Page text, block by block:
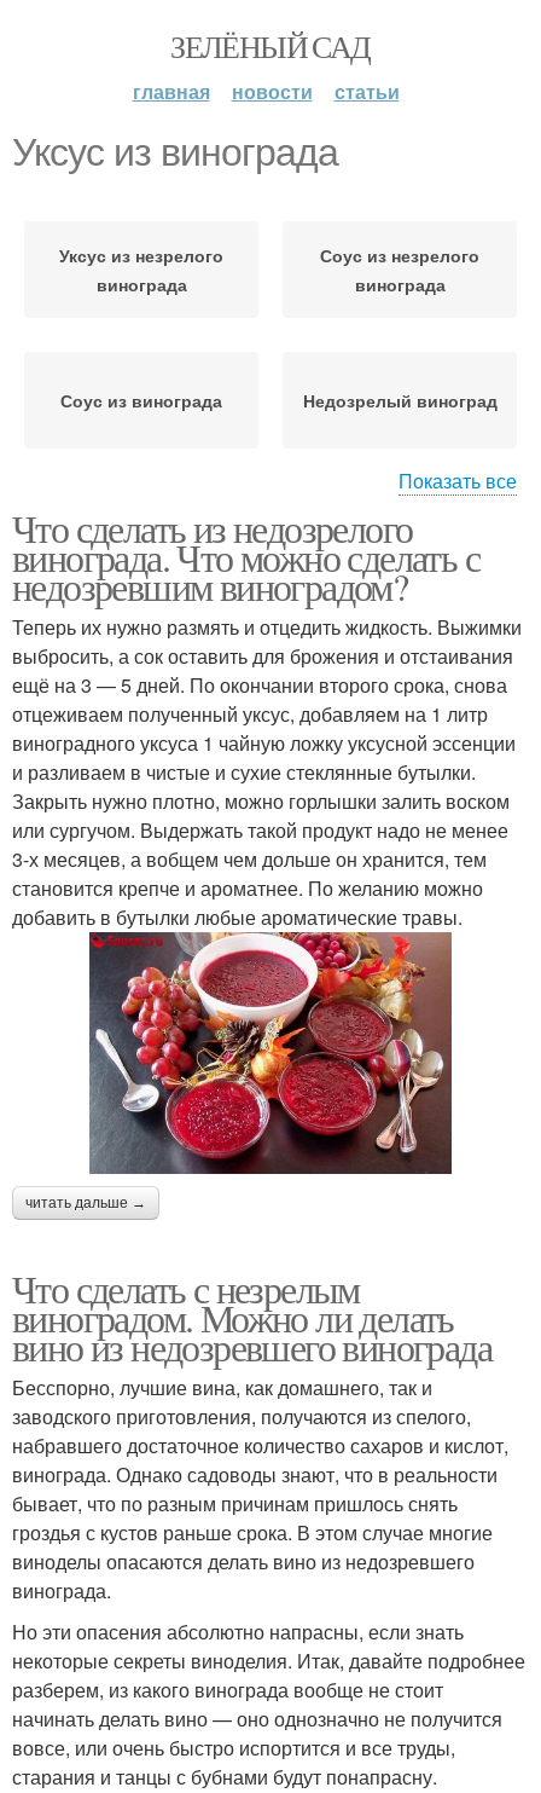
ЗЕЛЁНЫЙ САД
главная новости статьи
Уксус из винограда
Уксус из незрелого
винограда
Соус из незрелого
винограда
Соус из винограда Недозрелый виноград
винограда
винограда
Вино из кислого
винограда
Виноград в домашних
условиях
Вина из кислого
винограда
Соус из недозрелого
винограда
Соус-чатни из
винограда
Неспелый виноград
Незрелый виноград
Заготовки из незрелого
винограда
Виноградный уксус
Виноград с косточками
Показать все
Что сделать из недозрелого
винограда. Что можно сделать с
недозревшим виноградом?
Теперь их нужно размять и отцедить жидкость. Выжимки
выбросить, а сок оставить для брожения и отстаивания
ещё на 3 — 5 дней. По окончании второго срока, снова
отцеживаем полученный уксус, добавляем на 1 литр
виноградного уксуса 1 чайную ложку уксусной эссенции
и разливаем в чистые и сухие стеклянные бутылки.
Закрыть нужно плотно, можно горлышки залить воском
или сургучом. Выдержать такой продукт надо не менее
3-х месяцев, а вобщем чем дольше он хранится, тем
становится крепче и ароматнее. По желанию можно
добавить в бутылки любые ароматические травы.
читать дальше →
Что сделать с незрелым
виноградом. Можно ли делать
вино из недозревшего винограда
Бесспорно, лучшие вина, как домашнего, так и
заводского приготовления, получаются из спелого,
набравшего достаточное количество сахаров и кислот,
винограда. Однако садоводы знают, что в реальности
бывает, что по разным причинам пришлось снять
гроздья с кустов раньше срока. В этом случае многие
виноделы опасаются делать вино из недозревшего
винограда.
Но эти опасения абсолютно напрасны, если знать
некоторые секреты виноделия. Итак, давайте подробнее
разберем, из какого винограда вообще не стоит
начинать делать вино — оно однозначно не получится
вовсе, или очень быстро испортится и все труды,
старания и танцы с бубнами будут понапрасну.